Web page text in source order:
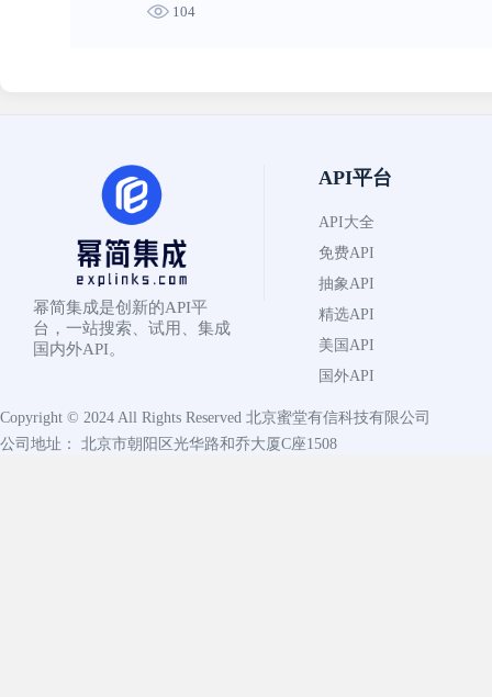
104
幂简集成是创新的API平
台，一站搜索、试用、集成
国内外API。
API平台
API大全
免费API
抽象API
精选API
美国API
国外API
Copyright © 2024 All Rights Reserved 北京蜜堂有信科技有限公司
公司地址： 北京市朝阳区光华路和乔大厦C座1508